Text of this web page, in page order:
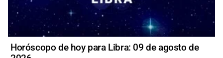
Horóscopo de hoy para Libra: 09 de agosto de